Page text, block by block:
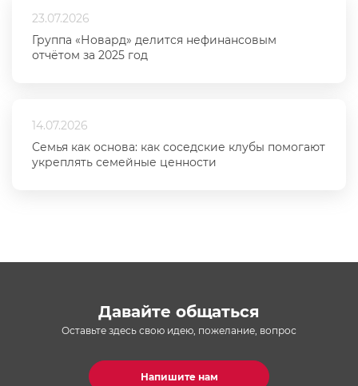
23.07.2026
Группа «Новард» делится нефинансовым
отчётом за 2025 год
14.07.2026
Семья как основа: как соседские клубы помогают
укреплять семейные ценности
Давайте общаться
Оставьте здесь свою идею, пожелание, вопрос
Напишите нам